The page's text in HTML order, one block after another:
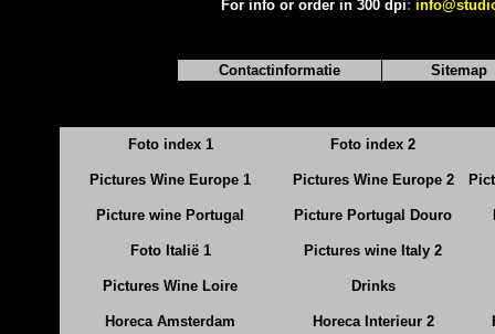
For info or order in 300 dpi:
Contactinformatie Sitemap
Foto index 1 Foto index 2
Pictures Wine Europe 1 Pictures Wine Europe 2
Picture wine Portugal Picture Portugal Douro
Foto Italië 1 Pictures wine Italy 2
Pictures Wine Loire Drinks
Horeca Amsterdam Horeca Interieur 2